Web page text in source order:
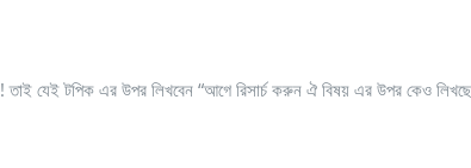
তাই যেই টপিক এর উপর লিখবেন “আগে রিসার্চ করুন ঐ বিষয় এর উপর